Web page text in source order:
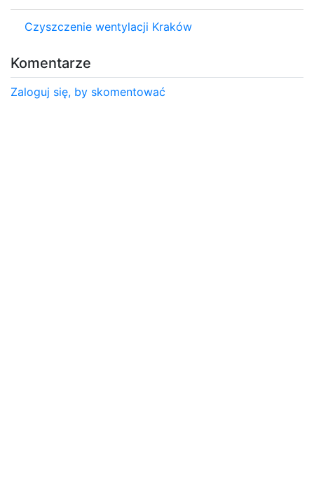
Czyszczenie wentylacji Kraków
Komentarze
Zaloguj się, by skomentować